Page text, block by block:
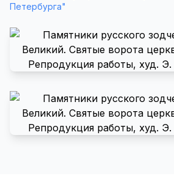
Петербурга"